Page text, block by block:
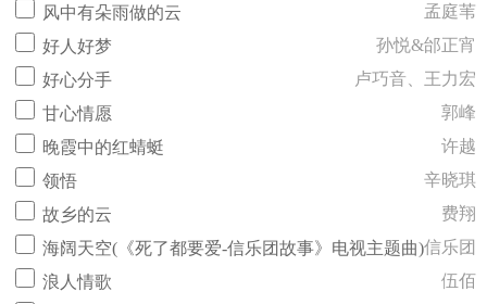
风中有朵雨做的云
孟庭苇
好人好梦
孙悦&邰正宵
好心分手
卢巧音、王力宏
甘心情愿
郭峰
晚霞中的红蜻蜓
许越
领悟
辛晓琪
故乡的云
费翔
海阔天空(《死了都要爱-信乐团故事》电视主题曲)信乐团
浪人情歌
伍佰